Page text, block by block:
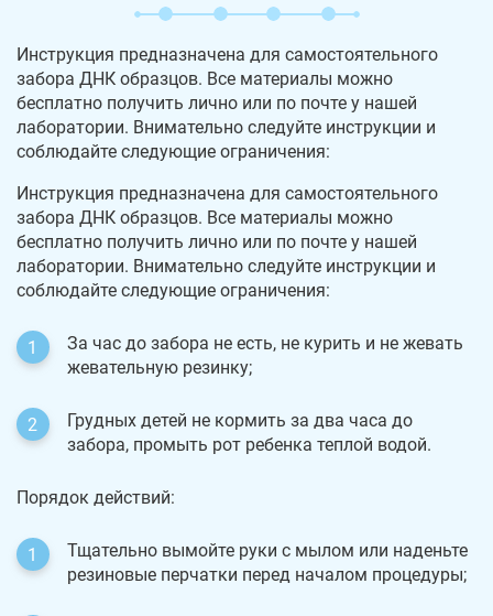
Инструкция предназначена для самостоятельного
забора ДНК образцов. Все материалы можно
бесплатно получить лично или по почте у нашей
лаборатории. Внимательно следуйте инструкции и
соблюдайте следующие ограничения:
Инструкция предназначена для самостоятельного
забора ДНК образцов. Все материалы можно
бесплатно получить лично или по почте у нашей
лаборатории. Внимательно следуйте инструкции и
соблюдайте следующие ограничения:
За час до забора не есть, не курить и не жевать
жевательную резинку;
Грудных детей не кормить за два часа до
забора, промыть рот ребенка теплой водой.
Порядок действий:
Тщательно вымойте руки с мылом или наденьте
резиновые перчатки перед началом процедуры;